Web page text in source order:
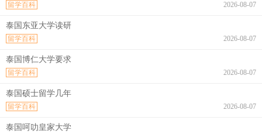
2026-08-07
留学百科
泰国东亚大学读研
2026-08-07
留学百科
泰国博仁大学要求
2026-08-07
留学百科
泰国硕士留学几年
2026-08-07
留学百科
泰国呵叻皇家大学